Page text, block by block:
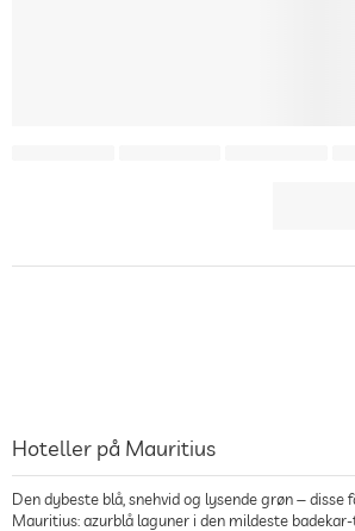
Hoteller på Mauritius
Den dybeste blå, snehvid og lysende grøn ‒ disse
Mauritius: azurblå laguner i den mildeste